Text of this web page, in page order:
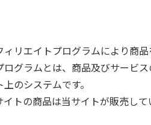
リエイトプログラムにより商品
ログラムとは、商品及びサービ
のシステムです。
トの商品は当サイトが販売して